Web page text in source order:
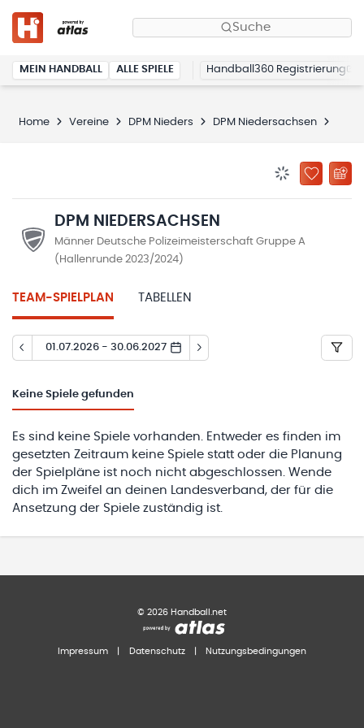
Suche
MEIN HANDBALL ALLE SPIELE Handball360 Registrierung
Home Vereine DPM Nieders DPM Niedersachsen
ZU
DPM NIEDERSACHSEN
Männer Deutsche Polizeimeisterschaft Gruppe A
(Hallenrunde 2023/2024)
TEAM-SPIELPLAN TABELLEN
01.07.2026 - 30.06.2027
Keine Spiele gefunden
Es sind keine Spiele vorhanden. Entweder es finden im
gesetzten Zeitraum keine Spiele statt oder die Planung
der Spielpläne ist noch nicht abgeschlossen. Wende
dich im Zweifel an deinen Landesverband, der für die
Ansetzung der Spiele zuständig ist.
© 2026 Handball.net
Impressum Datenschutz Nutzungsbedingungen